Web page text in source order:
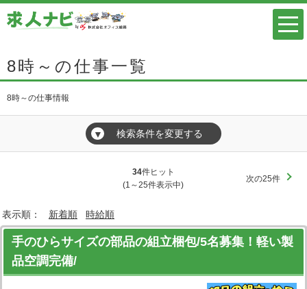
8時～の仕事一覧
8時～の仕事情報
▼ 検索条件を変更する
34件ヒット
(1～25件表示中)
次の25件
表示順： 新着順 時給順
手のひらサイズの部品の組立梱包/5名募集！軽い製
品空調完備/